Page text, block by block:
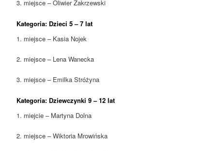
3. miejsce – Oliwier Zakrzewski
Kategoria: Dzieci 5 – 7 lat
1. miejsce – Kasia Nojek
2. miejsce – Lena Wanecka
3. miejsce – Emilka Stróżyna
Kategoria: Dziewczynki 9 – 12 lat
1. miejcie – Martyna Dolna
2. miejsce – Wiktoria Mrowińska